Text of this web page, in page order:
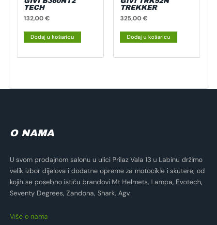
TECH
132,00€
Dodaj u košaricu
TREKKER
325,00€
Dodaj u košaricu
O NAMA
U svom prodajnom salonu u ulici Prilaz Vala 13 u Labinu držimo
velik izbor dijelova i dodatne opreme za motocikle i skutere, od
kojih se posebno ističu brandovi Mt Helmets, Lampa, Evotech,
Seventy Degrees, Zandona, Shark, Agv.
Više o nama